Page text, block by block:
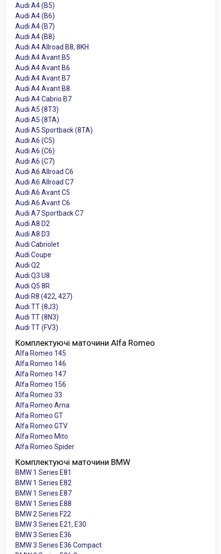
Audi A4 (B5)
Audi A4 (B6)
Audi A4 (B7)
Audi A4 (B8)
Audi A4 Allroad B8, 8KH
Audi A4 Avant B5
Audi A4 Avant B6
Audi A4 Avant B7
Audi A4 Avant B8
Audi A4 Cabrio B7
Audi A5 (8T3)
Audi A5 (8TA)
Audi A5 Sportback (8TA)
Audi A6 (C5)
Audi A6 (C6)
Audi A6 (C7)
Audi A6 Allroad C6
Audi A6 Allroad C7
Audi A6 Avant C5
Audi A6 Avant C6
Audi A7 Sportback C7
Audi A8 D2
Audi A8 D3
Audi Cabriolet
Audi Coupe
Audi Q2
Audi Q3 U8
Audi Q5 8R
Audi R8 (422, 427)
Audi TT (8J3)
Audi TT (8N3)
Audi TT (FV3)
Комплектуючі маточини Alfa Romeo
Alfa Romeo 145
Alfa Romeo 146
Alfa Romeo 147
Alfa Romeo 156
Alfa Romeo 33
Alfa Romeo Arna
Alfa Romeo GT
Alfa Romeo GTV
Alfa Romeo Mito
Alfa Romeo Spider
Комплектуючі маточини BMW
BMW 1 Series E81
BMW 1 Series E82
BMW 1 Series E87
BMW 1 Series E88
BMW 2 Series F22
BMW 3 Series E21, E30
BMW 3 Series E36
BMW 3 Series E36 Compact